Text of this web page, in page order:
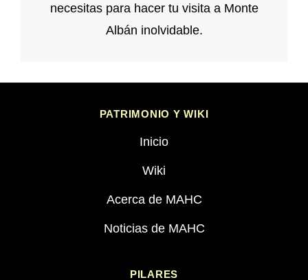
necesitas para hacer tu visita a Monte
Albán inolvidable.
PATRIMONIO Y WIKI
Inicio
Wiki
Acerca de MAHC
Noticias de MAHC
PILARES